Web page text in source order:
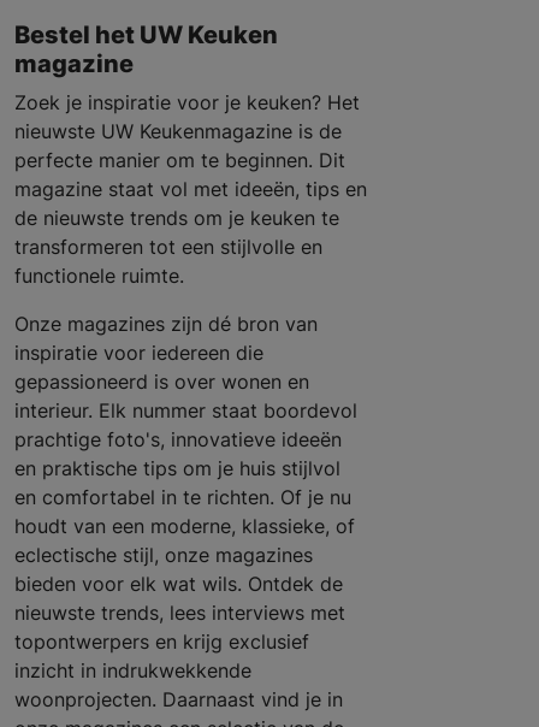
Bestel het UW Keuken
magazine
Zoek je inspiratie voor je keuken? Het
nieuwste UW Keukenmagazine is de
perfecte manier om te beginnen. Dit
magazine staat vol met ideeën, tips en
de nieuwste trends om je keuken te
transformeren tot een stijlvolle en
functionele ruimte.
Onze magazines zijn dé bron van
inspiratie voor iedereen die
gepassioneerd is over wonen en
interieur. Elk nummer staat boordevol
prachtige foto's, innovatieve ideeën
en praktische tips om je huis stijlvol
en comfortabel in te richten. Of je nu
houdt van een moderne, klassieke, of
eclectische stijl, onze magazines
bieden voor elk wat wils. Ontdek de
nieuwste trends, lees interviews met
topontwerpers en krijg exclusief
inzicht in indrukwekkende
woonprojecten. Daarnaast vind je in